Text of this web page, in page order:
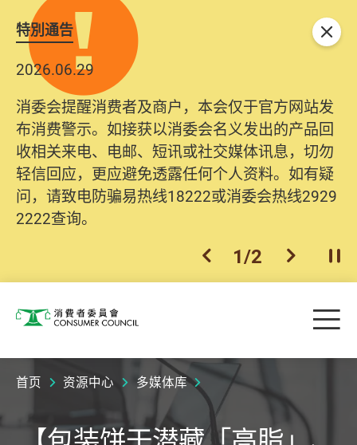
特別通告
2026.06.29
消委会提醒消费者及商户，本会仅于官方网站发
布消费警示。如接获以消委会名义发出的产品回
收相关来电、电邮、短讯或社交媒体讯息，切勿
轻信回应，更应避免透露任何个人资料。如有疑
问，请致电防骗易热线18222或消委会热线2929
2222查询。
上一个
1/2 下一个开
关闭
消费者委员会 目
首页 资源中心 多媒体库